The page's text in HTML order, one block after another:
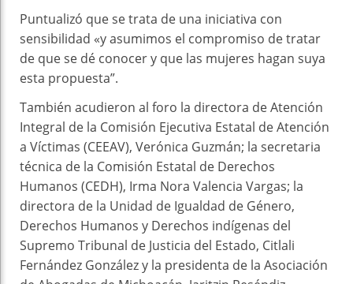
Puntualizó que se trata de una iniciativa con
sensibilidad «y asumimos el compromiso de tratar
de que se dé conocer y que las mujeres hagan suya
esta propuesta”.
También acudieron al foro la directora de Atención
Integral de la Comisión Ejecutiva Estatal de Atención
a Víctimas (CEEAV), Verónica Guzmán; la secretaria
técnica de la Comisión Estatal de Derechos
Humanos (CEDH), Irma Nora Valencia Vargas; la
directora de la Unidad de Igualdad de Género,
Derechos Humanos y Derechos indígenas del
Supremo Tribunal de Justicia del Estado, Citlali
Fernández González y la presidenta de la Asociación